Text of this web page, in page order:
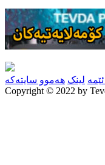
لینک هەموو سایتەکە
Copyright © 2022 by